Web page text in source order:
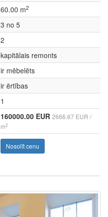
60.00 m2
3 no 5
2
kapitālais remonts
ir mēbelēts
ir ērtības
1
160000.00 EUR 2666.67 EUR /
m2
Nosolīt cenu